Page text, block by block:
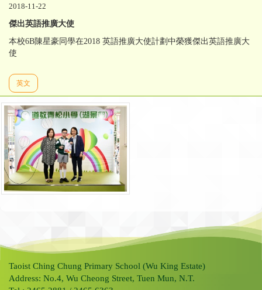
2018-11-22
傑出英語推廣大使
本校6B陳星豪同學在2018 英語推廣大使計劃中榮獲傑出英語推廣大
使
英文
Taoist Ching Chung Primary School (Wu King Estate)
Address: No.4, Wu Cheong Street, Tuen Mun, N.T.